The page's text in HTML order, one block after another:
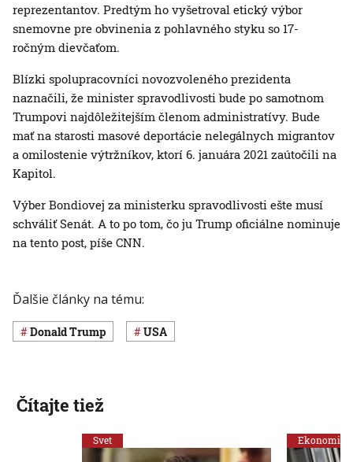
reprezentantov. Predtým ho vyšetroval etický výbor
snemovne pre obvinenia z pohlavného styku so 17-
ročným dievčaťom.
Blízki spolupracovníci novozvoleného prezidenta
naznačili, že minister spravodlivosti bude po samotnom
Trumpovi najdôležitejším členom administratívy. Bude
mať na starosti masové deportácie nelegálnych migrantov
a omilostenie výtržníkov, ktorí 6. januára 2021 zaútočili na
Kapitol.
Výber Bondiovej za ministerku spravodlivosti ešte musí
schváliť Senát. A to po tom, čo ju Trump oficiálne nominuje
na tento post, píše CNN.
Ďalšie články na tému:
Donald Trump USA
Čítajte tiež
Svet Ekonomika